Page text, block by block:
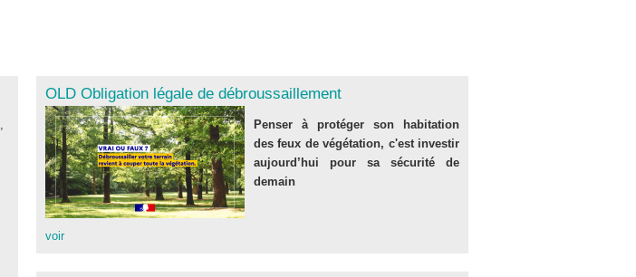
OLD Obligation légale de débroussaillement
Penser à protéger son habitation
des feux de végétation, c'est investir
aujourd’hui pour sa sécurité de
demain
voir